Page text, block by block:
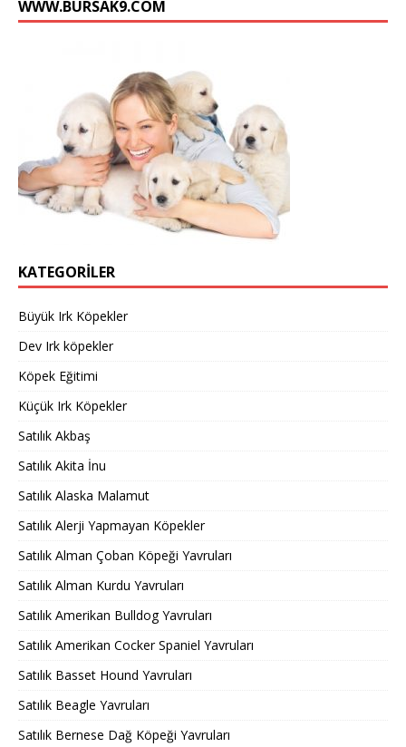
WWW.BURSAK9.COM
KATEGORILER
Büyük Irk Köpekler
Dev Irk köpekler
Köpek Eğitimi
Küçük Irk Köpekler
Satılık Akbaş
Satılık Akita İnu
Satılık Alaska Malamut
Satılık Alerji Yapmayan Köpekler
Satılık Alman Çoban Köpeği Yavruları
Satılık Alman Kurdu Yavruları
Satılık Amerikan Bulldog Yavruları
Satılık Amerikan Cocker Spaniel Yavruları
Satılık Basset Hound Yavruları
Satılık Beagle Yavruları
Satılık Bernese Dağ Köpeği Yavruları